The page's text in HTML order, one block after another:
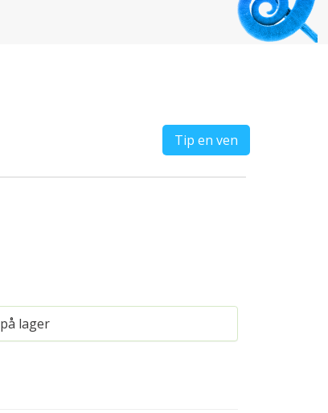
Tip en ven
på lager